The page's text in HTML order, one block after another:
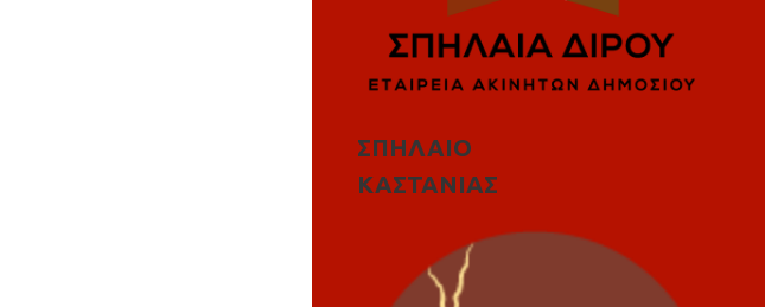
ΣΠΗΛΑΙΟ
ΚΑΣΤΑΝΙΑΣ